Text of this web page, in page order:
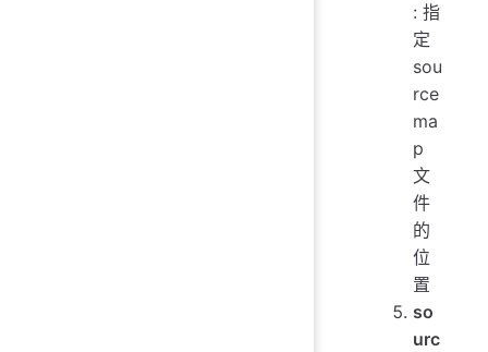
: 指
定
sou
rce
ma
p
文
件
的
位
置
so
urc